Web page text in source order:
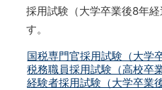
採用試験（大学卒業後8年
す。
国税専門官採用試験（大学
税務職員採用試験（高校卒
経験者採用試験（大学卒業